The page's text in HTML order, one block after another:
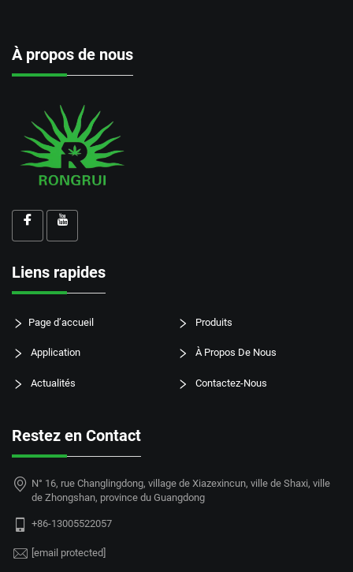
À propos de nous
Liens rapides
Page d’accueil Produits
Application À Propos De Nous
Actualités Contactez-Nous
Restez en Contact
N° 16, rue Changlingdong, village de Xiazexincun, ville de Shaxi, ville
de Zhongshan, province du Guangdong
+86-13005522057
[email protected]